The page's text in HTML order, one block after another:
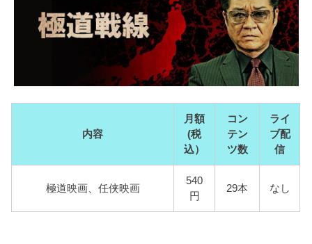
内容
月額
(税
込）
コン
テン
ツ数
ライ
ブ配
信
極道映画、任侠映画
540
円
29本 なし